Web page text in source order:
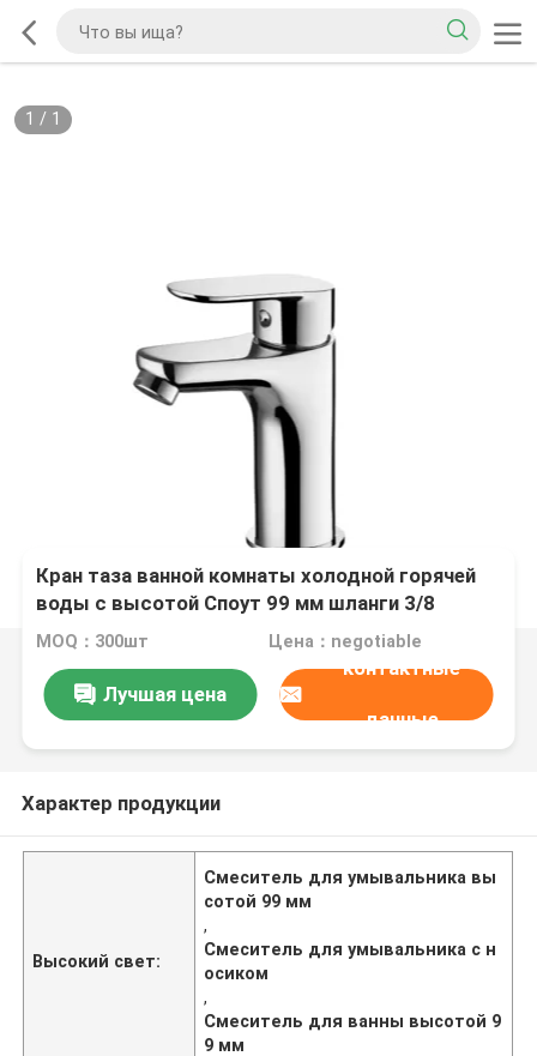
1 / 1
Кран таза ванной комнаты холодной горячей
воды с высотой Споут 99 мм шланги 3/8
дюймов
MOQ：300шт Цена：negotiable
Лучшая цена
контактные
данные
Характер продукции
Высокий свет:
Смеситель для умывальника вы
сотой 99 мм
,
Смеситель для умывальника с н
осиком
,
Смеситель для ванны высотой 9
9 мм